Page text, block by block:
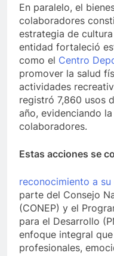
En paralelo, el
colaboradores
estrategia de
entidad fortaleció
como el Centro
promover la salud
actividades
registró 7,860 usos
año, evidenciando
colaboradores.
Estas acciones se
reconocimiento a
parte del Consejo
(CONEP) y el
para el Desarrollo
enfoque integral
profesionales,